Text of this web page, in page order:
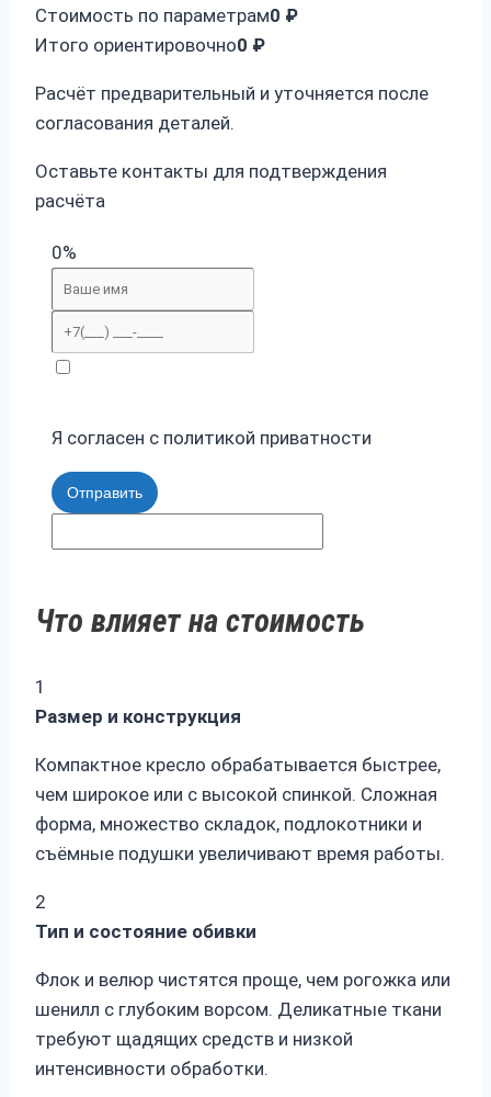
Стоимость по параметрам0 ₽
Итого ориентировочно0 ₽
Расчёт предварительный и уточняется после
согласования деталей.
Оставьте контакты для подтверждения
расчёта
0%
Я согласен с политикой приватности
Отправить
Что влияет на стоимость
1
Размер и конструкция
Компактное кресло обрабатывается быстрее,
чем широкое или с высокой спинкой. Сложная
форма, множество складок, подлокотники и
съёмные подушки увеличивают время работы.
2
Тип и состояние обивки
Флок и велюр чистятся проще, чем рогожка или
шенилл с глубоким ворсом. Деликатные ткани
требуют щадящих средств и низкой
интенсивности обработки.